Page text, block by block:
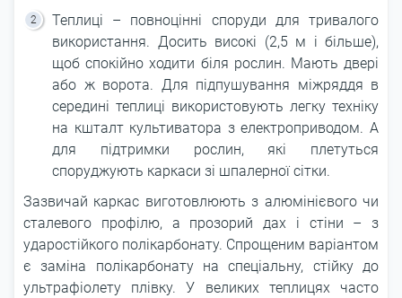
Теплиці – повноцінні споруди для тривалого
використання. Досить високі (2,5 м і більше),
щоб спокійно ходити біля рослин. Мають двері
або ж ворота. Для підпушування міжряддя в
середині теплиці використовують легку техніку
на кшталт культиватора з електроприводом. А
для підтримки рослин, які плетуться
споруджують каркаси зі шпалерної сітки.
Зазвичай каркас виготовлюють з алюмінієвого чи
сталевого профілю, а прозорий дах і стіни – з
ударостійкого полікарбонату. Спрощеним варіантом
є заміна полікарбонату на спеціальну, стійку до
ультрафіолету плівку. У великих теплицях часто